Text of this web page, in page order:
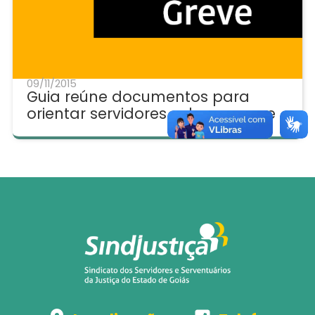
09/11/2015
Guia reúne documentos para
orientar servidores sobre a greve